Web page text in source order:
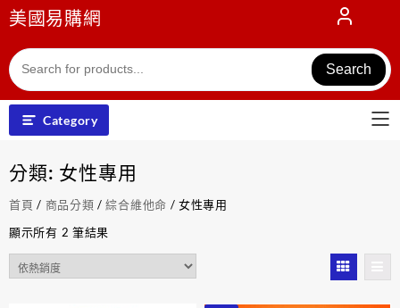
Skip
to
content
美國易購網
Search
Category
分類: 女性專用
首頁 / 商品分類 /綜合維他命 / 女性專用
顯示所有 2 筆結果